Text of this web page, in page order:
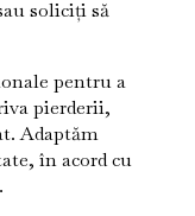
soliciți să
pentru a
pierderii,
Adaptăm
în acord cu